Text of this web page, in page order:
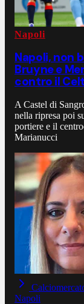
Napoli
Napoli, non
Bruyne e
contro il
A Castel di
nella ripresa poi
portiere e il
Marianucci
Napoli